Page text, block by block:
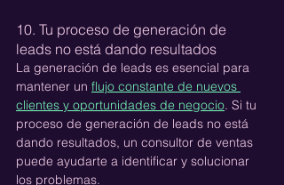
10. Tu proceso de generación de
leads no está dando resultados
La generación de leads es esencial para
mantener un flujo constante de nuevos
clientes y oportunidades de negocio. Si tu
proceso de generación de leads no está
dando resultados, un consultor de ventas
puede ayudarte a identificar y solucionar
los problemas.